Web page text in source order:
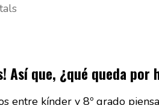
Así que, ¿qué queda por
entre kínder y 8º grado